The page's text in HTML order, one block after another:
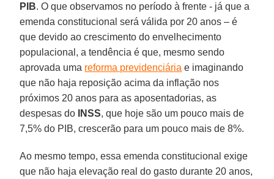
PIB. O que observamos no período à frente - já que a
emenda constitucional será válida por 20 anos – é
que devido ao crescimento do envelhecimento
populacional, a tendência é que, mesmo sendo
aprovada uma reforma previdenciária e imaginando
que não haja reposição acima da inflação nos
próximos 20 anos para as aposentadorias, as
despesas do
INSS, que hoje são um pouco mais de
7,5% do PIB, crescerão para um pouco mais de 8%.
Ao mesmo tempo, essa emenda constitucional exige
que não haja elevação real do gasto durante 20 anos,